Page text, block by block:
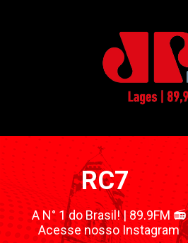
RC7
A N° 1 do Brasil! | 89.9FM 📻
Acesse nosso Instagram